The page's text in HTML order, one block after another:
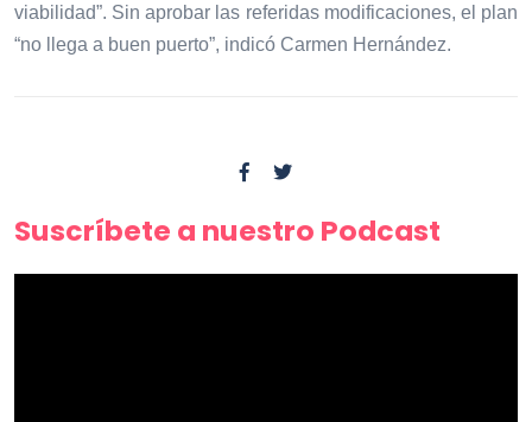
viabilidad”. Sin aprobar las referidas modificaciones, el plan
“no llega a buen puerto”, indicó Carmen Hernández.
Suscríbete a nuestro Podcast